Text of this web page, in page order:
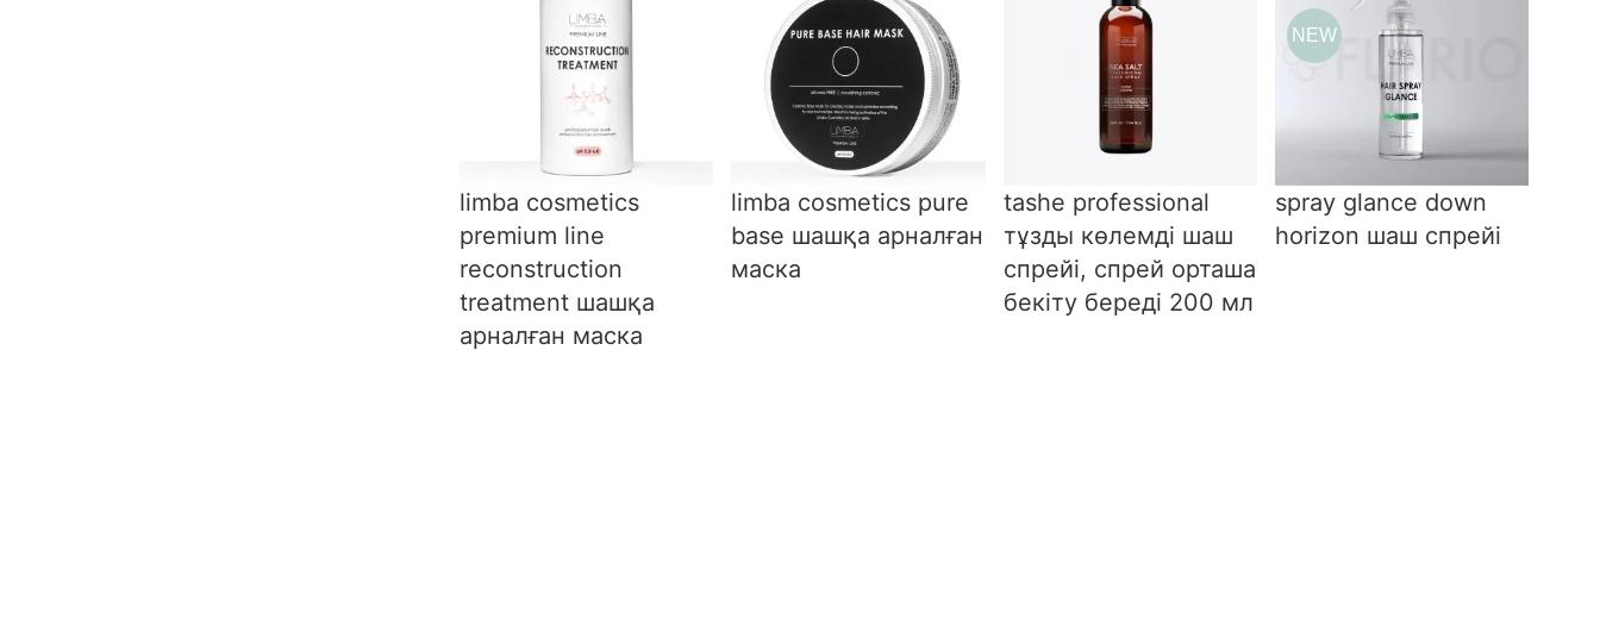
limba cosmetics
premium line
reconstruction
treatment шашқа
арналған маска
limba cosmetics pure
base шашқа арналған
маска
tashe professional
тұзды көлемді шаш
спрейі, спрей орташа
бекіту береді 200 мл
NEW
spray glance down
horizon шаш спрейі